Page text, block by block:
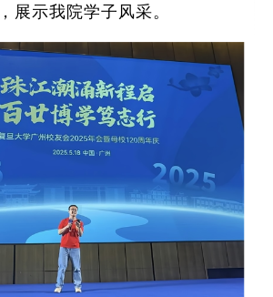
展示我院学子风采。